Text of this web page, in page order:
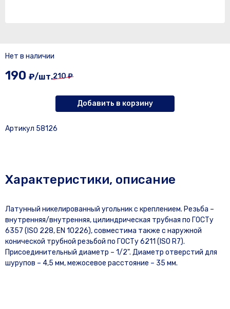
Нет в наличии
190 ₽/шт.210 ₽
Добавить в корзину
Артикул 58126
Характеристики, описание
Латунный никелированный угольник с креплением. Резьба –
внутренняя/внутренняя, цилиндрическая трубная по ГОСТу
6357 (ISO 228, EN 10226), совместима также с наружной
конической трубной резьбой по ГОСТу 6211 (ISO R7).
Присоединительный диаметр – 1/2". Диаметр отверстий для
шурупов – 4,5 мм, межосевое расстояние – 35 мм.